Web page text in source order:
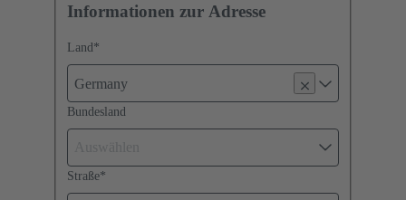
Informationen zur Adresse
Land *
Germany
Bundesland
Straße*